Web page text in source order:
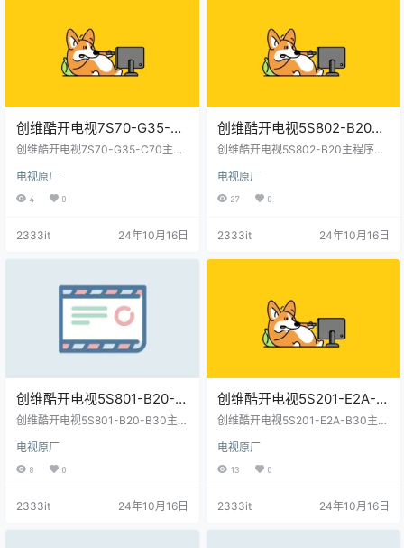
创维酷开电视7S70-G35-
C70主程序OTA包和bin
据刷机包
创维酷开电视7S70-G35-C70主程
序U盘数据刷机包
电视原厂
4 0
2333it 24年10月16日
创维酷开电视5S802-B20主
程序OTA包和Bin
据刷机包
创维酷开电视5S802-B20主程序OT
盘数据刷机包
电视原厂
27 0
2333it 24年10月16日
创维酷开电视5S801-B20-
B30主程序OTA包和bin
据刷机包
创维酷开电视5S801-B20-B30主程
序U盘数据刷机包
电视原厂
8 0
2333it 24年10月16日
创维酷开电视5S201-E2A-
B30主程序OTA包和bin
据刷机包
创维酷开电视5S201-E2A-B30主程
序U盘数据刷机包
电视原厂
13 0
2333it 24年10月16日